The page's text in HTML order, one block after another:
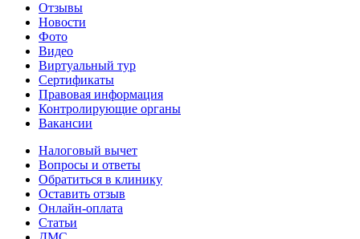
Отзывы
Новости
Фото
Видео
Виртуальный тур
Сертификаты
Правовая информация
Контролирующие органы
Вакансии
Налоговый вычет
Вопросы и ответы
Обратиться в клинику
Оставить отзыв
Онлайн-оплата
Статьи